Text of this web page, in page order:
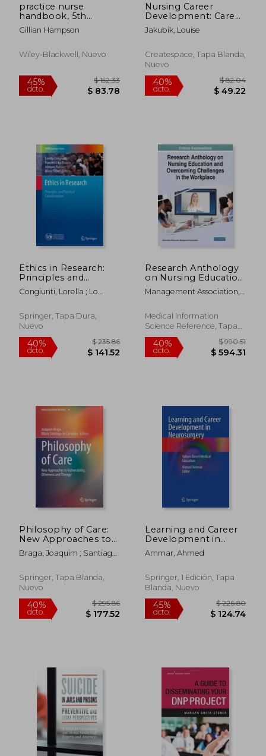
practice nurse
handbook, 5th
edition
Gillian Hampson
Wiley-Blackwell, Nuevo
45%
Nursing Career
Development: Career
Development Tools
for Nurses and
Jakubik, Louise
Createspace, Tapa Blanda,
Nuevo
40%
Ethics in Research:
Principles and
Practical
Considerations (en
Congiunti, Lorella ; Lo
Antonio
Springer, Tapa Dura,
Nuevo
40%
dcto.
$ 235.86
$ 141.52
Research Anthology
on Nursing Education
and Overcoming
Challenges in the
Inglés)
Management Association,
Medical Information
Science Reference, Tapa
Dura, Nuevo
40%
dcto.
Philosophy of Care:
New Approaches to
Vulnerability,
Otherness and
Braga, Joaquim ; Santiago
Springer, Tapa Blanda,
Nuevo
Learning and Career
Development in
Neurosurgery: Values-
Based Medical
Ammar, Ahmed
Springer, 1 Edición, Tapa
Blanda, Nuevo